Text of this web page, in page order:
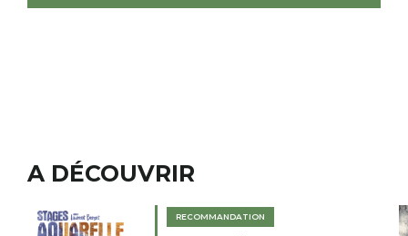
A DÉCOUVRIR
RECOMMANDATION